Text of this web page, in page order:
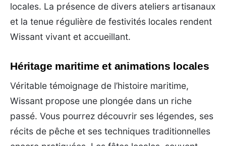
locales. La présence de divers ateliers artisanaux
et la tenue régulière de festivités locales rendent
Wissant vivant et accueillant.
Héritage maritime et animations locales
Véritable témoignage de l’histoire maritime,
Wissant propose une plongée dans un riche
passé. Vous pourrez découvrir ses légendes, ses
récits de pêche et ses techniques traditionnelles